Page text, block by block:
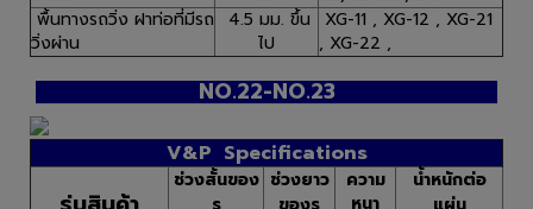
พื้นทางรถวิ่ง ฝาท่อที่มีรถ
วิ่งผ่าน
4.5 มม. ขึ้น
ไป
XG-11 , XG-12 , XG-21
, XG-22 ,
NO.22-NO.23
V&P Specifications
ช่วงสั้นของ ช่วงยาว
ความ
หนา
น้ำหนักต่อ